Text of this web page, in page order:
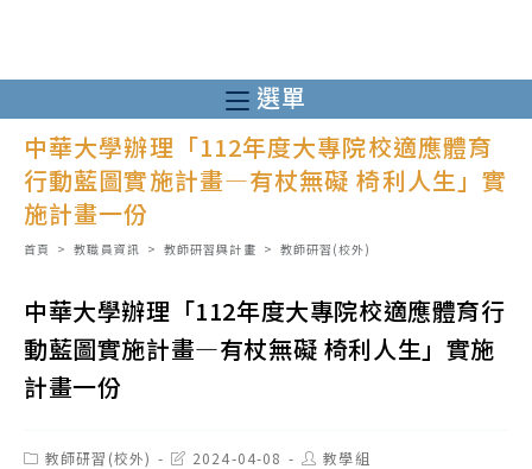
至
主
選單
中華大學辦理「112年度大專院校適應體育
行動藍圖實施計畫—有杖無礙 椅利人生」實
施計畫一份
首頁 > 教職員資訊 > 教師研習與計畫 > 教師研習(校外)
中華大學辦理「112年度大專院校適應體育行
動藍圖實施計畫—有杖無礙 椅利人生」實施
計畫一份
Post教師研習(校外)
Post2024-04-08
Post教學組